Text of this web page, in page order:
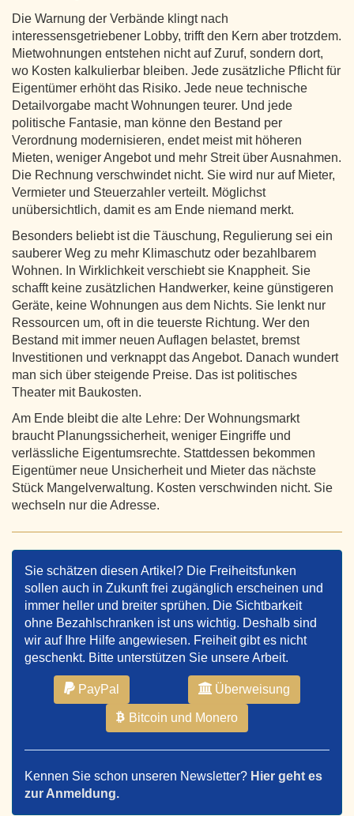
Die Warnung der Verbände klingt nach
interessensgetriebener Lobby, trifft den Kern aber trotzdem.
Mietwohnungen entstehen nicht auf Zuruf, sondern dort,
wo Kosten kalkulierbar bleiben. Jede zusätzliche Pflicht für
Eigentümer erhöht das Risiko. Jede neue technische
Detailvorgabe macht Wohnungen teurer. Und jede
politische Fantasie, man könne den Bestand per
Verordnung modernisieren, endet meist mit höheren
Mieten, weniger Angebot und mehr Streit über Ausnahmen.
Die Rechnung verschwindet nicht. Sie wird nur auf Mieter,
Vermieter und Steuerzahler verteilt. Möglichst
unübersichtlich, damit es am Ende niemand merkt.
Besonders beliebt ist die Täuschung, Regulierung sei ein
sauberer Weg zu mehr Klimaschutz oder bezahlbarem
Wohnen. In Wirklichkeit verschiebt sie Knappheit. Sie
schafft keine zusätzlichen Handwerker, keine günstigeren
Geräte, keine Wohnungen aus dem Nichts. Sie lenkt nur
Ressourcen um, oft in die teuerste Richtung. Wer den
Bestand mit immer neuen Auflagen belastet, bremst
Investitionen und verknappt das Angebot. Danach wundert
man sich über steigende Preise. Das ist politisches
Theater mit Baukosten.
Am Ende bleibt die alte Lehre: Der Wohnungsmarkt
braucht Planungssicherheit, weniger Eingriffe und
verlässliche Eigentumsrechte. Stattdessen bekommen
Eigentümer neue Unsicherheit und Mieter das nächste
Stück Mangelverwaltung. Kosten verschwinden nicht. Sie
wechseln nur die Adresse.
Sie schätzen diesen Artikel? Die Freiheitsfunken
sollen auch in Zukunft frei zugänglich erscheinen und
immer heller und breiter sprühen. Die Sichtbarkeit
ohne Bezahlschranken ist uns wichtig. Deshalb sind
wir auf Ihre Hilfe angewiesen. Freiheit gibt es nicht
geschenkt. Bitte unterstützen Sie unsere Arbeit.
PayPal Überweisung
Bitcoin und Monero
Kennen Sie schon unseren Newsletter? Hier geht es
zur Anmeldung.